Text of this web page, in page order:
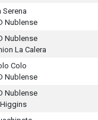
Serena
Nublense
Nublense
La Calera
Colo
Nublense
Nublense